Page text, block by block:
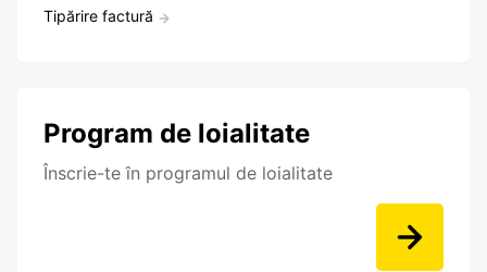
Tipărire factură
Program de loialitate
Înscrie-te în programul de loialitate